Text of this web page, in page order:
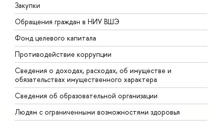
Закупки
Обращения граждан в НИУ ВШЭ
Фонд целевого капитала
Противодействие коррупции
Сведения о доходах, расходах, об имуществе и
обязательствах имущественного характера
Сведения об образовательной организации
Людям с ограниченными возможностями здоровья